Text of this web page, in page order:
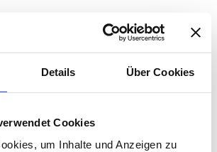
Details Über Cookies
Cookies
um Inhalte und Anzeigen zu